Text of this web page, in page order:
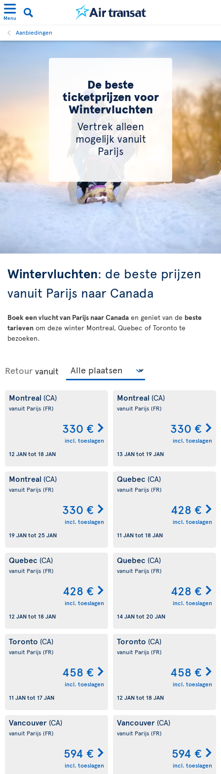
Menu
Aanbiedingen
De beste
ticketprijzen voor
Wintervluchten
Vertrek alleen
mogelijk vanuit
Parijs
Wintervluchten: de beste prijzen
vanuit Parijs naar Canada
Boek een vlucht van Parijs naar Canada en geniet van de beste
tarieven om deze winter Montreal, Quebec of Toronto te
bezoeken.
Retour vanuit
Montreal (CA)
vanuit Parijs (FR)
330 €
incl. toeslagen
12 JANtot 18 JAN
Montreal (CA)
vanuit Parijs (FR)
330 €
incl. toeslagen
13 JANtot 19 JAN
Montreal (CA)
vanuit Parijs (FR)
330 €
incl. toeslagen
19 JANtot 25 JAN
Quebec (CA)
vanuit Parijs (FR)
428 €
incl. toeslagen
11 JANtot 18 JAN
Quebec (CA)
vanuit Parijs (FR)
428 €
incl. toeslagen
12 JANtot 18 JAN
Quebec (CA)
vanuit Parijs (FR)
428 €
incl. toeslagen
14 JANtot 20 JAN
Toronto (CA)
vanuit Parijs (FR)
458 €
incl. toeslagen
11 JANtot 17 JAN
Toronto (CA)
vanuit Parijs (FR)
458 €
incl. toeslagen
12 JANtot 18 JAN
Vancouver (CA)
vanuit Parijs (FR)
594 €
incl. toeslagen
Vancouver (CA)
vanuit Parijs (FR)
594 €
incl. toeslagen